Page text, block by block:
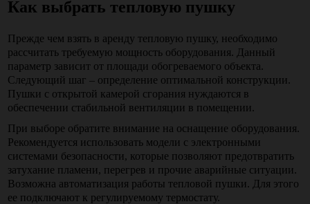
Как выбрать тепловую пушку
Прежде чем взять в аренду тепловую пушку, необходимо
рассчитать требуемую мощность оборудования. Данный
параметр зависит от площади обогреваемого объекта.
Следующий шаг – определение оптимальной конструкции.
Пушки с открытой камерой сгорания нуждаются в
обеспечении стабильной вентиляции в помещении.
При выборе обратите внимание на оснащение оборудования.
Рекомендуется использовать модели с электронными
системами безопасности, которые позволяют предотвратить
затухание пламени, перегрев и прочие аварийные ситуации.
Возможна автоматизация работы тепловой пушки. Для этого
ее подключают к регулируемому термостату.